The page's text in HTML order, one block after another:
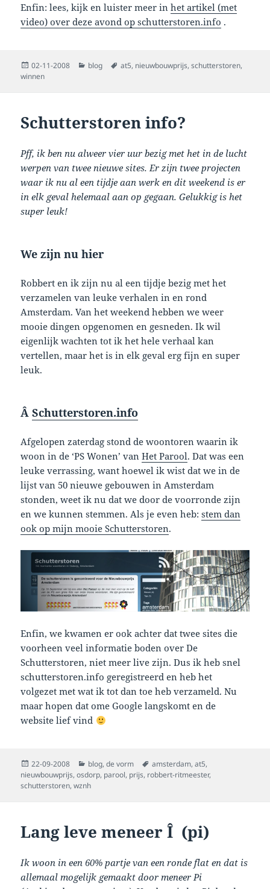
Enfin: lees, kijk en luister meer inhet artikel (met
video) over deze avond op schutterstoren.info .
Posted
on
02-11-2008 Categories
blog Tags
at5, nieuwbouwprijs,schutterstoren,
winnen
Schutterstoren info?
Pff, ik ben nu alweer vier uur bezig met het in de lucht
werpen van twee nieuwe sites. Er zijn twee projecten
waar ik nu al een tijdje aan werk en dit weekend is er
in elk geval helemaal aan op gegaan. Gelukkig is het
super leuk!
We zijn nu hier
Robbert en ik zijn nu al een tijdje bezig met het
verzamelen van leuke verhalen in en rond
Amsterdam. Van het weekend hebben we weer
mooie dingen opgenomen en gesneden. Ik wil
eigenlijk wachten tot ik het hele verhaal kan
vertellen, maar het is in elk geval erg fijn en super
leuk.
ÂSchutterstoren.info
Afgelopen zaterdag stond de woontoren waarin ik
woon in de ‘PS Wonen’ vanHet Parool. Dat was een
leuke verrassing, want hoewel ik wist dat we in de
lijst van 50 nieuwe gebouwen in Amsterdam
stonden, weet ik nu dat we door de voorronde zijn
en we kunnen stemmen. Als je even heb:stem dan
ook op mijn mooie Schutterstoren.
Enfin, we kwamen er ook achter dat twee sites die
voorheen veel informatie boden over De
Schutterstoren, niet meer live zijn. Dus ik heb snel
schutterstoren.info geregistreerd en heb het
volgezet met wat ik tot dan toe heb verzameld. Nu
maar hopen dat ome Google langskomt en de
website lief vind
Posted
on
22-09-2008 Categories
blog,de vorm Tags
amsterdam,at5,
nieuwbouwprijs,osdorp, parool, prijs, robbert-ritmeester,
schutterstoren,wznh
Lang leve meneer Î (pi)
Ik woon in een 60% partje van een ronde flat en dat is
allemaal mogelijk gemaakt door meneer Pi